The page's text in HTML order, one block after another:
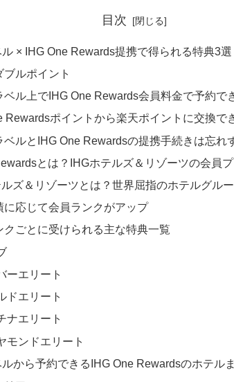
目次
× IHG One Rewards提携で得られる特典3選
ブルポイント
ベル上でIHG One Rewards会員料金で予約で
Rewardsポイントから楽天ポイントに交換で
ベルとIHG One Rewardsの提携手続きは忘れ
とは？IHGホテルズ＆リゾーツの会員
ズ＆リゾーツとは？世界屈指のホテルグル
に応じて会員ランクがアップ
クごとに受けられる主な特典一覧
ーエリート
ドエリート
ナエリート
モンドエリート
から予約できるIHG One Rewardsのホテル